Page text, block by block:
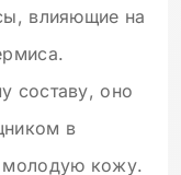
влияющие на
составу, оно
в
кожу.